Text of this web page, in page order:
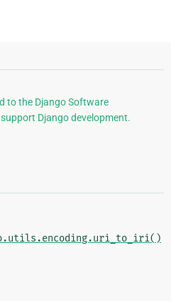
to the Django Software
Django development.